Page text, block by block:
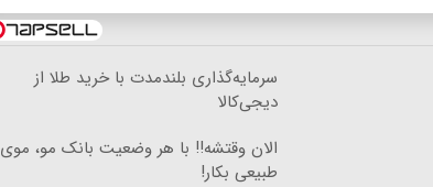
سرمایه‌گذاری بلندمدت با خرید طلا از
دیجی‌کالا
الان وقتشه‼️ با هر وضعیت بانک مو، موی
طبیعی بکار!